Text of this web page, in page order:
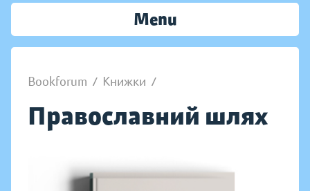
Menu
Bookforum / Книжки /
Православний шлях